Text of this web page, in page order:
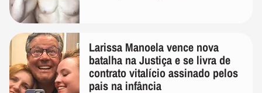
Larissa Manoela vence nova
batalha na Justiça e se livra de
contrato vitalício assinado pelos
pais na infância